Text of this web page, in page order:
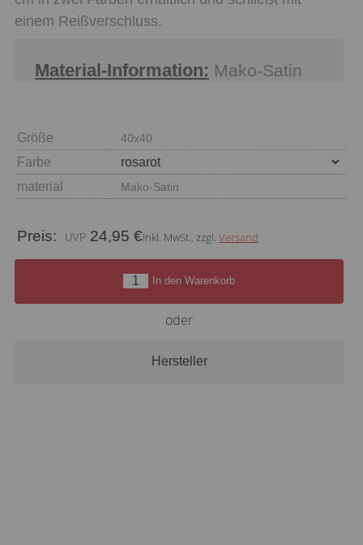
einem Reißverschluss.
Material-Information: Mako-Satin
Größe 40x40
Farbe
material
Mako-Satin
Preis: 24,95 €inkl. MwSt., zzgl. Versand
In den Warenkorb
oder
Hersteller